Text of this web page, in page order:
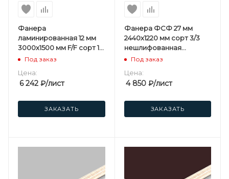
Фанера
ламинированная 12 мм
3000х1500 мм F/F сорт 1/1
березовая
Под заказ
Цена:
6 242 ₽/лист
ЗАКАЗАТЬ
Фанера ФСФ 27 мм
2440х1220 мм сорт 3/3
нешлифованная
хвойная
Под заказ
Цена:
4 850₽/лист
ЗАКАЗАТЬ